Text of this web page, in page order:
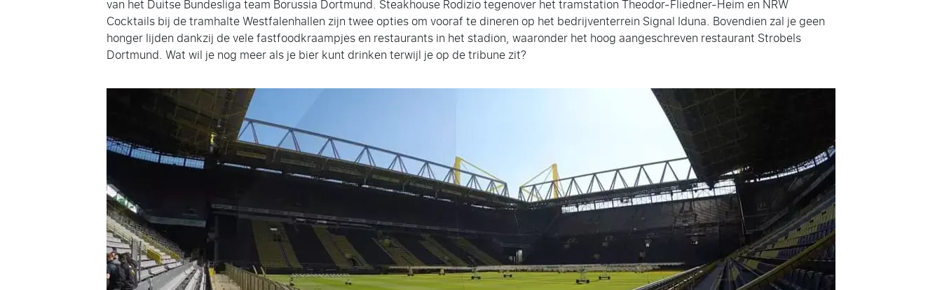
van het Duitse Bundesliga team Borussia Dortmund. Steakhouse Rodizio tegenover het tramstation Theodor-Fliedner-Heim en NRW
Cocktails bij de tramhalte Westfalenhallen zijn twee opties om vooraf te dineren op het bedrijventerrein Signal Iduna. Bovendien zal je geen
honger lijden dankzij de vele fastfoodkraampjes en restaurants in het stadion, waaronder het hoog aangeschreven restaurant Strobels
Dortmund. Wat wil je nog meer als je bier kunt drinken terwijl je op de tribune zit?